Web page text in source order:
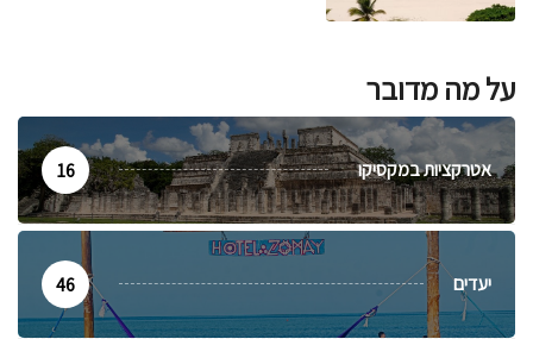
על מה מדובר
אטרקציות במקסיקו 16
יעדים 46